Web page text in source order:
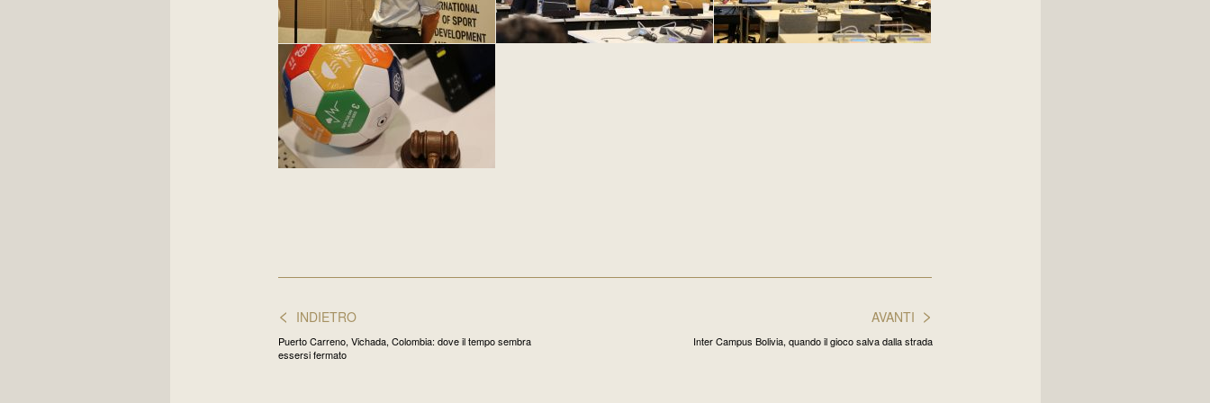
>
AVANTI
Inter Campus Bolivia, quando il gioco salva dalla strada
< INDIETRO
Puerto Carreno, Vichada, Colombia: dove il tempo sembra
essersi fermato